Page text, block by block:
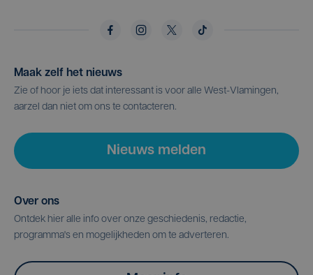
Maak zelf het nieuws
Zie of hoor je iets dat interessant is voor alle West-Vlamingen,
aarzel dan niet om ons te contacteren.
Nieuws melden
Over ons
Ontdek hier alle info over onze geschiedenis, redactie,
programma's en mogelijkheden om te adverteren.